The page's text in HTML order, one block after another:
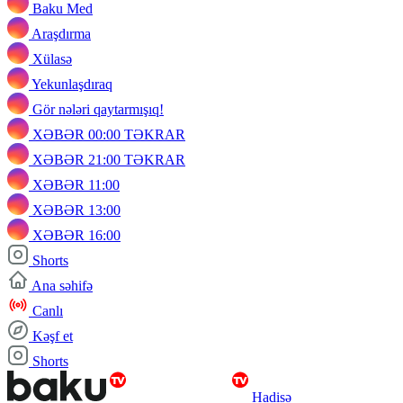
Baku Med
Araşdırma
Xülasə
Yekunlaşdıraq
Gör nələri qaytarmışıq!
XƏBƏR 00:00 TƏKRAR
XƏBƏR 21:00 TƏKRAR
XƏBƏR 11:00
XƏBƏR 13:00
XƏBƏR 16:00
Shorts
Ana səhifə
Canlı
Kəşf et
Shorts
Hadisə